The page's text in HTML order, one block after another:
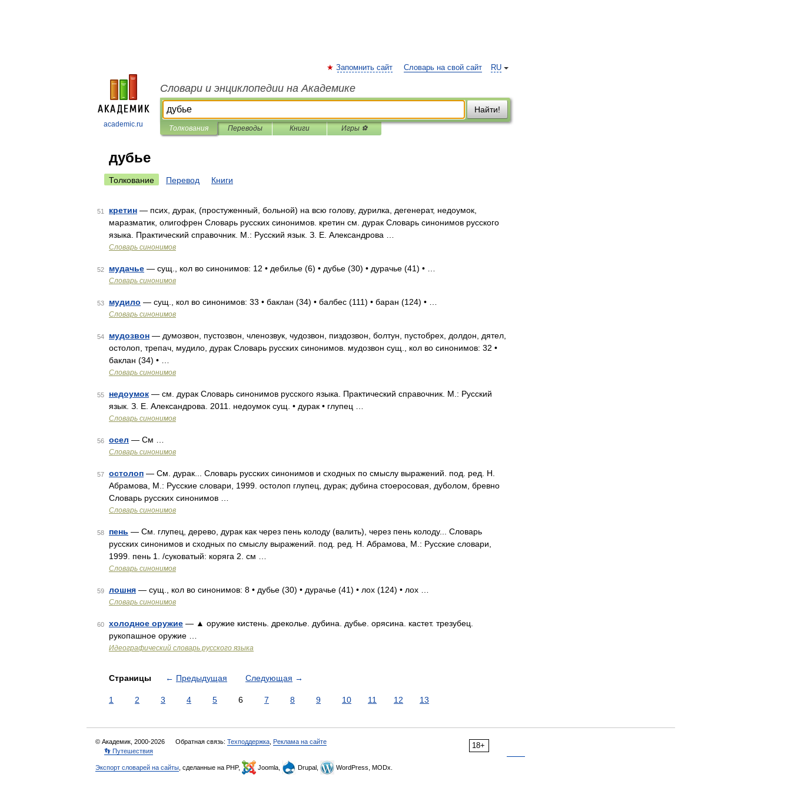
academic.ru
RU
Запомнить сайт Словарь на свой сайт
Словари и энциклопедии на Академике
Найти!
Толкования Переводы Книги Игры ⚽
дубье
Толкование Перевод Книги
51 кретин — псих, дурак, (простуженный, больной) на всю голову, дурилка, дегенерат, недоумок,
маразматик, олигофрен Словарь русских синонимов. кретин см. дурак Словарь синонимов русского
языка. Практический справочник. М.: Русский язык. З. Е. Александрова …
Словарь синонимов
52 мудачье — сущ., кол во синонимов: 12 • дебилье (6) • дубье (30) • дурачье (41) • …
Словарь синонимов
53 мудило — сущ., кол во синонимов: 33 • баклан (34) • балбес (111) • баран (124) • …
Словарь синонимов
54 мудозвон — думозвон, пустозвон, членозвук, чудозвон, пиздозвон, болтун, пустобрех, долдон, дятел,
остолоп, трепач, мудило, дурак Словарь русских синонимов. мудозвон сущ., кол во синонимов: 32 •
баклан (34) • …
Словарь синонимов
55 недоумок — см. дурак Словарь синонимов русского языка. Практический справочник. М.: Русский
язык. З. Е. Александрова. 2011. недоумок сущ. • дурак • глупец …
Словарь синонимов
56 осел — См …
Словарь синонимов
57 остолоп — См. дурак... Словарь русских синонимов и сходных по смыслу выражений. под. ред. Н.
Абрамова, М.: Русские словари, 1999. остолоп глупец, дурак; дубина стоеросовая, дуболом, бревно
Словарь русских синонимов …
Словарь синонимов
58 пень — См. глупец, дерево, дурак как через пень колоду (валить), через пень колоду... Словарь
русских синонимов и сходных по смыслу выражений. под. ред. Н. Абрамова, М.: Русские словари,
1999. пень 1. /суковатый: коряга 2. см …
Словарь синонимов
59 лошня — сущ., кол во синонимов: 8 • дубье (30) • дурачье (41) • лох (124) • лох …
Словарь синонимов
60 холодное оружие — ▲ оружие кистень. дреколье. дубина. дубье. орясина. кастет. трезубец.
рукопашное оружие …
Идеографический словарь русского языка
Страницы ← Предыдущая Следующая →
1 2 3 4 5 6 7 8 9 10 11 12 13
18+
© Академик, 2000-2026 Обратная связь: Техподдержка Реклама на сайте
👣 Путешествия
Экспорт словарей на сайты , сделанные на PHP, Joomla, Drupal, WordPress, MODx.